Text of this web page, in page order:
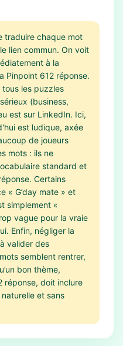
traduire chaque mot
lien commun. On voit
à la
Pinpoint 612 réponse.
les puzzles
(business,
est sur LinkedIn. Ici,
est ludique, axée
de joueurs
mots : ils ne
standard et
Certains
« G’day mate » et
simplement «
vague pour la vraie
Enfin, négliger la
valider des
semblent rentrer,
bon thème,
réponse, doit inclure
et sans